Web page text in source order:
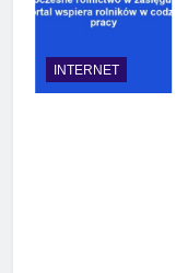
INTERNET